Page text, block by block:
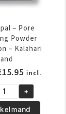
– Pore
Powder
– Kalahari
was:
15.95Huidige
prijs
is:
€15.95.
incl.
+